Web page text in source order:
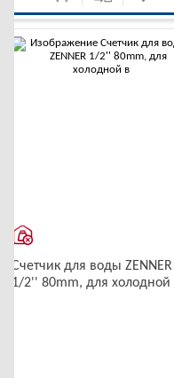
Счетчик для воды ZENNER
1/2'' 80mm, для холодной